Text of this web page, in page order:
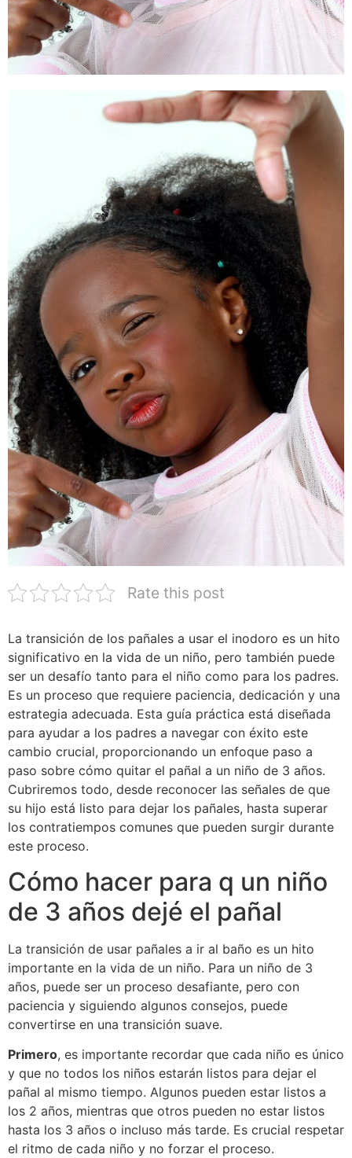
Rate this post
La transición de los pañales a usar el inodoro es un hito
significativo en la vida de un niño, pero también puede
ser un desafío tanto para el niño como para los padres.
Es un proceso que requiere paciencia, dedicación y una
estrategia adecuada. Esta guía práctica está diseñada
para ayudar a los padres a navegar con éxito este
cambio crucial, proporcionando un enfoque paso a
paso sobre cómo quitar el pañal a un niño de 3 años.
Cubriremos todo, desde reconocer las señales de que
su hijo está listo para dejar los pañales, hasta superar
los contratiempos comunes que pueden surgir durante
este proceso.
Cómo hacer para q un niño
de 3 años dejé el pañal
La transición de usar pañales a ir al baño es un hito
importante en la vida de un niño. Para un niño de 3
años, puede ser un proceso desafiante, pero con
paciencia y siguiendo algunos consejos, puede
convertirse en una transición suave.
Primero, es importante recordar que cada niño es único
y que no todos los niños estarán listos para dejar el
pañal al mismo tiempo. Algunos pueden estar listos a
los 2 años, mientras que otros pueden no estar listos
hasta los 3 años o incluso más tarde. Es crucial respetar
el ritmo de cada niño y no forzar el proceso.